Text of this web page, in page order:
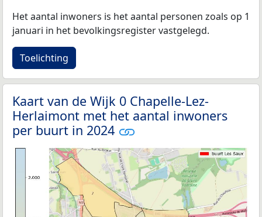
Het aantal inwoners is het aantal personen zoals op 1
januari in het bevolkingsregister vastgelegd.
Toelichting
Kaart van de Wijk 0 Chapelle-Lez-
Herlaimont met het aantal inwoners
per buurt in 2024